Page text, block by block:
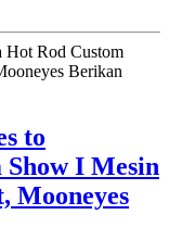
to
Show I Mesin
Mooneyes